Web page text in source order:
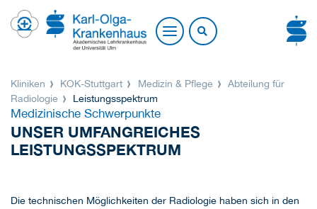
Kliniken KOK-Stuttgart Medizin & Pflege
Abteilung für
Radiologie
Leistungsspektrum
Medizinische Schwerpunkte
UNSER UMFANGREICHES
LEISTUNGSSPEKTRUM
Die technischen Möglichkeiten der Radiologie haben sich in den